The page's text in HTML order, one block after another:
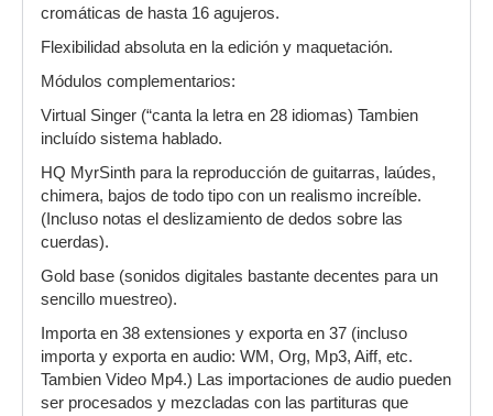
cromáticas de hasta 16 agujeros.
Flexibilidad absoluta en la edición y maquetación.
Módulos complementarios:
Virtual Singer (“canta la letra en 28 idiomas) Tambien
incluído sistema hablado.
HQ MyrSinth para la reproducción de guitarras, laúdes,
chimera, bajos de todo tipo con un realismo increíble.
(Incluso notas el deslizamiento de dedos sobre las
cuerdas).
Gold base (sonidos digitales bastante decentes para un
sencillo muestreo).
Importa en 38 extensiones y exporta en 37 (incluso
importa y exporta en audio: WM, Org, Mp3, Aiff, etc.
Tambien Video Mp4.) Las importaciones de audio pueden
ser procesados y mezcladas con las partituras que